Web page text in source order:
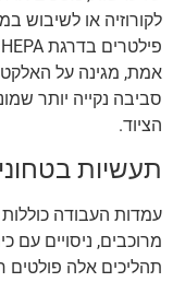
לקורוזיה או לשיבוש
אמת, מגינה על
סביבה נקייה יותר
הציוד.
תעשיות
עמדות העבודה
מרוכבים, ניסויים
תהליכים אלה פולטים